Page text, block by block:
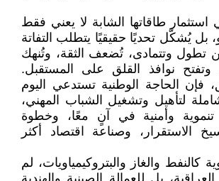
استثمار طاقاتها الشابة لا يعني فقط
يُشكّل تحديًا حقيقيًا يتطلب التفاتة
تطول وتتمادى، تُضعف الثقة، وتُنهك
وتفتح نوافذ القلق على المستقبل.
فإن الحاجة الوطنية تستدعي اليوم
لتأهيل وتشغيل الشباب المهني،
تنموية وأمنية في آنٍ معًا، وخطوة
الاستقرار، وصناعة اقتصاد أكثر
والغاز والبتروكيمياويات، لم